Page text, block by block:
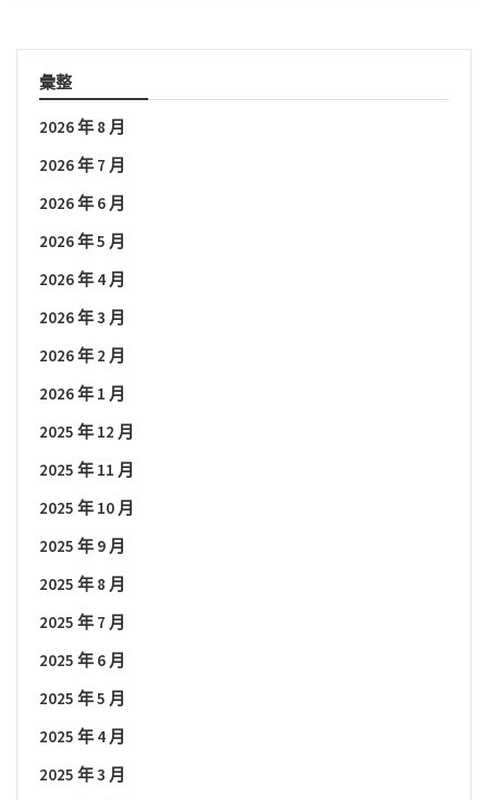
彙整
2026 年 8 月
2026 年 7 月
2026 年 6 月
2026 年 5 月
2026 年 4 月
2026 年 3 月
2026 年 2 月
2026 年 1 月
2025 年 12 月
2025 年 11 月
2025 年 10 月
2025 年 9 月
2025 年 8 月
2025 年 7 月
2025 年 6 月
2025 年 5 月
2025 年 4 月
2025 年 3 月